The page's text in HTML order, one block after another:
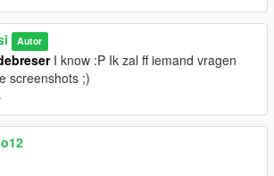
Autor
I know :P Ik zal ff iemand vragen
screenshots ;)